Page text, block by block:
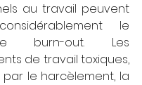
au travail peuvent
le
burn-out. Les
de travail toxiques,
le harcèlement, la